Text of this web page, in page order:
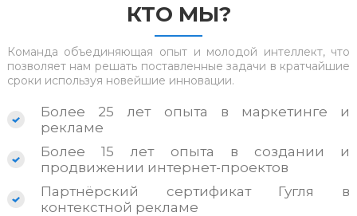
КТО МЫ?
Команда объединяющая опыт и молодой интеллект, что
позволяет нам решать поставленные задачи в кратчайшие
сроки используя новейшие инновации.
Более 25 лет опыта в маркетинге и
рекламе
Более 15 лет опыта в создании и
продвижении интернет-проектов
Партнёрский сертификат Гугля в
контекстной рекламе